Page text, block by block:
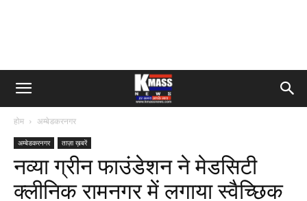
होम अम्बेडकरनगर
अम्बेडकरनगर ताज़ा ख़बरें
नव्या ग्रीन फाउंडेशन ने मेडसिटी
क्लीनिक रामनगर में लगाया स्वैच्छिक